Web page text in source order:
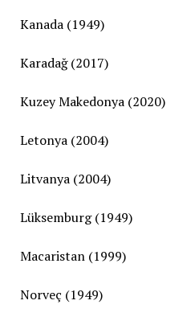
Kanada (1949)
Karadağ (2017)
Kuzey Makedonya (2020)
Letonya (2004)
Litvanya (2004)
Lüksemburg (1949)
Macaristan (1999)
Norveç (1949)